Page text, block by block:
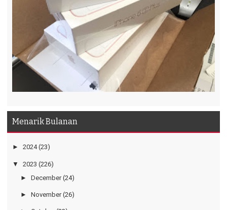
Menarik Bulanan
► 2024 (23)
▼ 2023 (226)
► December (24)
► November (26)